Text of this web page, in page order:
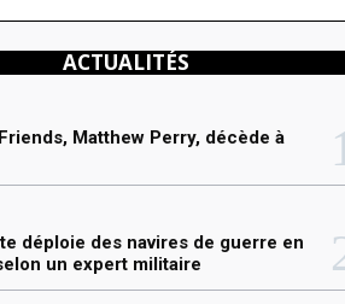
ACTUALITÉS
Matthew Perry, décède à
déploie des navires de guerre en
un expert militaire